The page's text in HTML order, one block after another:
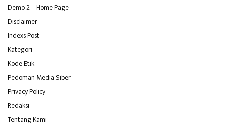
Demo 2 – Home Page
Disclaimer
Indexs Post
Kategori
Kode Etik
Pedoman Media Siber
Privacy Policy
Redaksi
Tentang Kami